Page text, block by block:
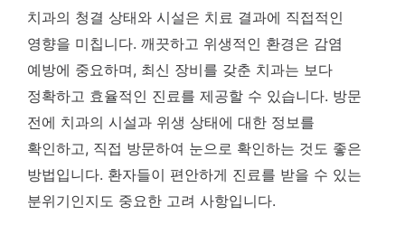
치과의 청결 상태와 시설은 치료 결과에 직접적인
영향을 미칩니다. 깨끗하고 위생적인 환경은 감염
예방에 중요하며, 최신 장비를 갖춘 치과는 보다
정확하고 효율적인 진료를 제공할 수 있습니다. 방문
전에 치과의 시설과 위생 상태에 대한 정보를
확인하고, 직접 방문하여 눈으로 확인하는 것도 좋은
방법입니다. 환자들이 편안하게 진료를 받을 수 있는
분위기인지도 중요한 고려 사항입니다.